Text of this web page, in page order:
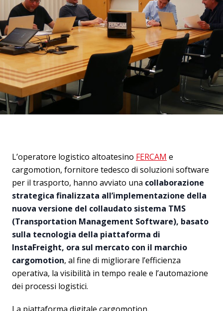
L’operatore logistico altoatesino FERCAM e
cargomotion, fornitore tedesco di soluzioni software
per il trasporto, hanno avviato una collaborazione
strategica finalizzata all’implementazione della
nuova versione del collaudato sistema TMS
(Transportation Management Software), basato
sulla tecnologia della piattaforma di
InstaFreight, ora sul mercato con il marchio
cargomotion, al fine di migliorare l’efficienza
operativa, la visibilità in tempo reale e l’automazione
dei processi logistici.